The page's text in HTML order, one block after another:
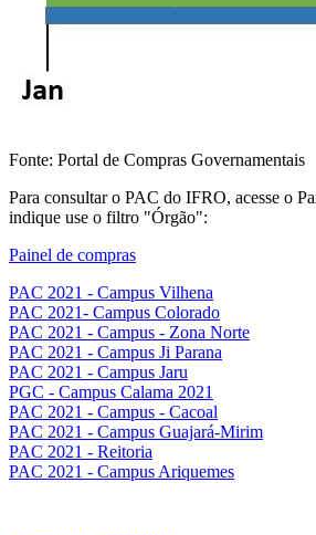
Fonte: Portal de Compras Governamentais
Para consultar o PAC do IFRO, acesse o
indique use o filtro "Órgão":
Painel de compras
PAC 2021 - Campus Vilhena
PAC 2021- Campus Colorado
PAC 2021 - Campus - Zona Norte
PAC 2021 - Campus Ji Parana
PAC 2021 - Campus Jaru
PGC - Campus Calama 2021
PAC 2021 - Campus - Cacoal
PAC 2021 - Campus Guajará-Mirim
PAC 2021 - Reitoria
PAC 2021 - Campus Ariquemes